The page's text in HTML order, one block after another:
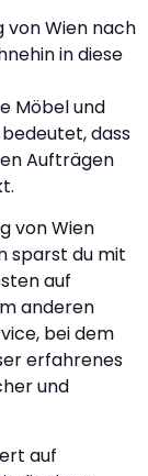
von Wien nach
in diese
Möbel und
dass
Aufträgen
von Wien
sparst du mit
auf
anderen
bei dem
erfahrenes
und
auf